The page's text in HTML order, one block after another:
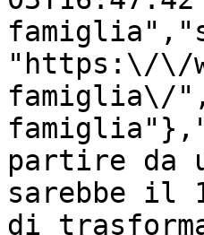
"https:\/\/
famiglia\/
partire da
sarebbe il
di